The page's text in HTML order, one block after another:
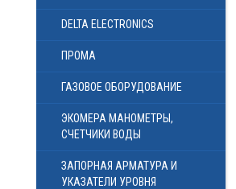
DELTA ELECTRONICS
ПРОМА
ГАЗОВОЕ ОБОРУДОВАНИЕ
ЭКОМЕРА МАНОМЕТРЫ,
СЧЕТЧИКИ ВОДЫ
ЗАПОРНАЯ АРМАТУРА И
УКАЗАТЕЛИ УРОВНЯ